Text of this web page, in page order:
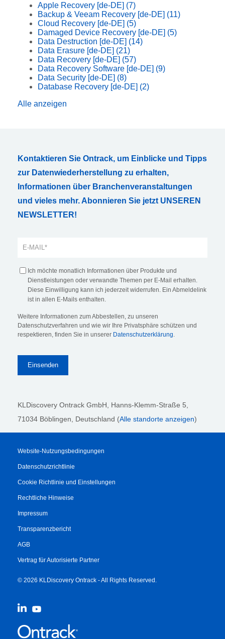
Apple Recovery [de-DE] (7)
Backup & Veeam Recovery [de-DE] (11)
Cloud Recovery [de-DE] (5)
Damaged Device Recovery [de-DE] (5)
Data Destruction [de-DE] (14)
Data Erasure [de-DE] (21)
Data Recovery [de-DE] (57)
Data Recovery Software [de-DE] (9)
Data Security [de-DE] (8)
Database Recovery [de-DE] (2)
Alle anzeigen
Kontaktieren Sie Ontrack, um Einblicke und Tipps
zur Datenwiederherstellung zu erhalten,
Informationen über Branchenveranstaltungen
und vieles mehr. Abonnieren Sie jetzt UNSEREN
NEWSLETTER!
Ich möchte monatlich Informationen über Produkte und
Dienstleistungen oder verwandte Themen per E-Mail erhalten.
Diese Einwilligung kann ich jederzeit widerrufen. Ein Abmeldelink
ist in allen E-Mails enthalten.
Weitere Informationen zum Abbestellen, zu unseren
Datenschutzverfahren und wie wir Ihre Privatsphäre schützen und
respektieren, finden Sie in unserer Datenschutzerklärung
KLDiscovery Ontrack GmbH, Hanns-Klemm-Straße 5
71034 Böblingen , Deutschland (Alle standorte anzeigen)
Website-Nutzungsbedingungen
Datenschutzrichtlinie
Cookie Richtlinie und Einstellungen
Rechtliche Hinweise
Impressum
Transparenzbericht
AGB
Vertrag für Autorisierte Partner
© 2026 KLDiscovery Ontrack - All Rights Reserved.